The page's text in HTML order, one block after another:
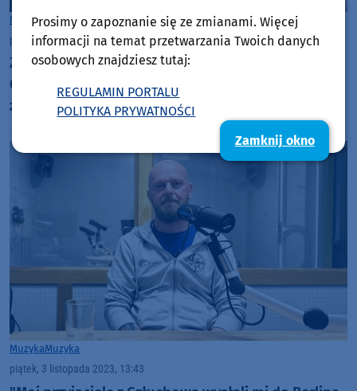
MuzykaMuzyka
piątek, 3 listopada 2023, 15:02
Znany z projektu ROOMX Sebastian Sikorski z
Chojnic sięga tym razem po DŻEM. Posłuchaj,
zobacz klip
MuzykaMuzyka
piątek, 3 listopada 2023, 13:43
Prosimy o zapoznanie się ze zmianami. Więcej
informacji na temat przetwarzania Twoich danych
osobowych znajdziesz tutaj:
REGULAMIN PORTALU
POLITYKA PRYWATNOŚCI
Zamknij okno